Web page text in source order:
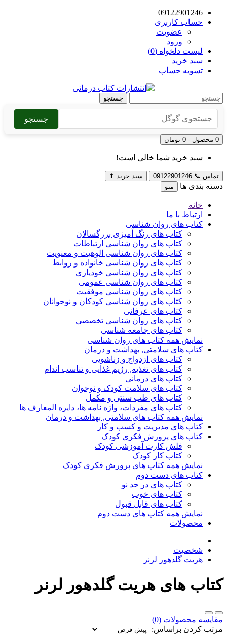
09122901246
حساب کاربری
عضویت
ورود
لیست دلخواه (0)
سبد خرید
تسویه حساب
جستجو
جستجو
0 محصول - 0 تومان
سبد خرید شما خالی است!
تماس 📞
09122901246 سبد خرید ⬆
دسته بندی ها منو
خانه
ارتباط با ما
کتاب های روان شناسی
کتاب های رنگ آمیزی بزرگسالان
کتاب های روان شناسی ارتباطات
کتاب های روان شناسی الوهیت و معنویت
کتاب های روان شناسی خانواده و روابط
کتاب های روان شناسی خودیاری
کتاب های روان شناسی عمومی
کتاب های روان شناسی موفقیت
کتاب های روان شناسی کودکان و نوجوانان
کتاب های عرفانی
کتاب های روان شناسی تخصصی
کتاب های جامعه شناسی
نمایش همه کتاب های روان شناسی
کتاب های سلامتی, بهداشت و درمان
کتاب های ازدواج و زناشویی
کتاب های تغذیه, رژیم غذایی و تناسب اندام
کتاب های درمانی
کتاب های سلامت کودک و نوجوان
کتاب های طب سنتی و مکمل
کتاب های مفردات، واژه نامه ها، دایره المعارف ها
نمایش همه کتاب های سلامتی, بهداشت و درمان
کتاب های مدیریت و کسب و کار
کتاب های پرورش فکری کودک
فلش کارت آموزشی کودک
کتاب کار کودک
نمایش همه کتاب های پرورش فکری کودک
کتاب های دست دوم
کتاب های در حد نو
کتاب های خوب
کتاب های قابل قبول
نمایش همه کتاب های دست دوم
محصولات
شخصیت
هریت گلدهور لرنر
کتاب های هریت گلدهور لرنر
مقایسه محصولات (0)
مرتب کردن براساس: